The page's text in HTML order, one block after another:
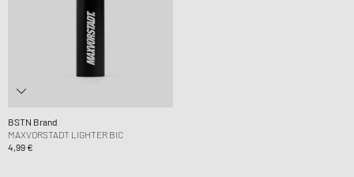
BSTN Brand
MAXVORSTADT LIGHTER BIC
4,99 €